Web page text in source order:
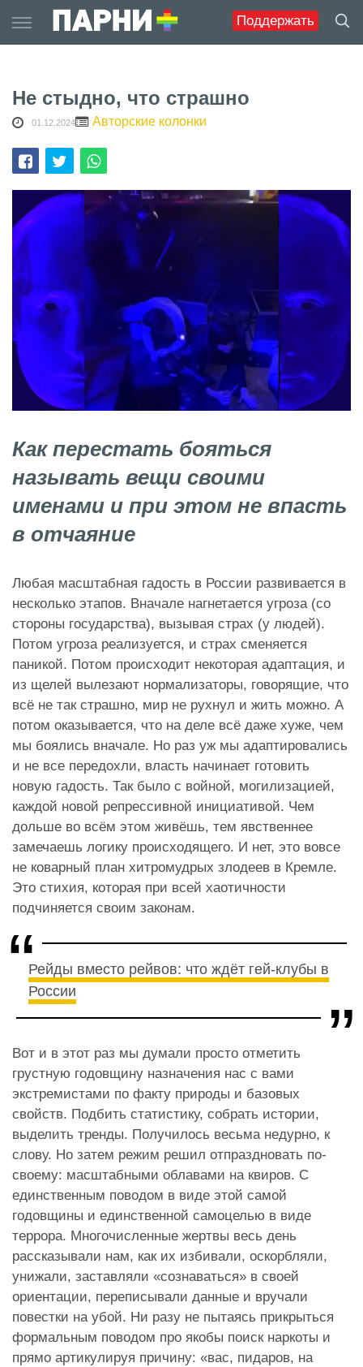
Поддержать
to
content
Не стыдно, что страшно
01.12.2024 Авторские колонки
Как перестать бояться
называть вещи своими
именами и при этом не впасть
в отчаяние
Любая масштабная гадость в России развивается в
несколько этапов. Вначале нагнетается угроза (со
стороны государства), вызывая страх (у людей).
Потом угроза реализуется, и страх сменяется
паникой. Потом происходит некоторая адаптация, и
из щелей вылезают нормализаторы, говорящие, что
всё не так страшно, мир не рухнул и жить можно. А
потом оказывается, что на деле всё даже хуже, чем
мы боялись вначале. Но раз уж мы адаптировались
и не все передохли, власть начинает готовить
новую гадость. Так было с войной, могилизацией,
каждой новой репрессивной инициативой. Чем
дольше во всём этом живёшь, тем явственнее
замечаешь логику происходящего. И нет, это вовсе
не коварный план хитромудрых злодеев в Кремле.
Это стихия, которая при всей хаотичности
подчиняется своим законам.
Рейды вместо рейвов: что ждёт гей-клубы в
России
Вот и в этот раз мы думали просто отметить
грустную годовщину назначения нас с вами
экстремистами по факту природы и базовых
свойств. Подбить статистику, собрать истории,
выделить тренды. Получилось весьма недурно, к
слову. Но затем режим решил отпраздновать по-
своему: масштабными облавами на квиров. С
единственным поводом в виде этой самой
годовщины и единственной самоцелью в виде
террора. Многочисленные жертвы весь день
рассказывали нам, как их избивали, оскорбляли,
унижали, заставляли «сознаваться» в своей
ориентации, переписывали данные и вручали
повестки на убой. Ни разу не пытаясь прикрыться
формальным поводом про якобы поиск наркоты и
прямо артикулируя причину: «вас, пидаров, на